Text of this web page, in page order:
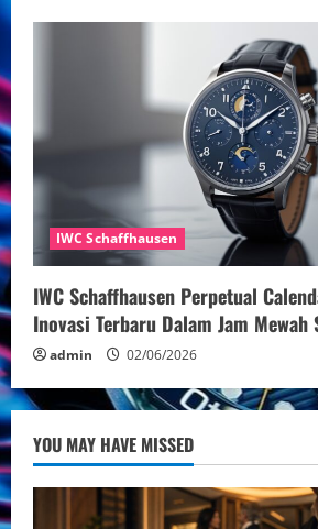
IWC Schaffhausen
IWC Schaffhausen Perpetual
Inovasi Terbaru Dalam Jam Mewah
admin 02/06/2026
YOU MAY HAVE MISSED